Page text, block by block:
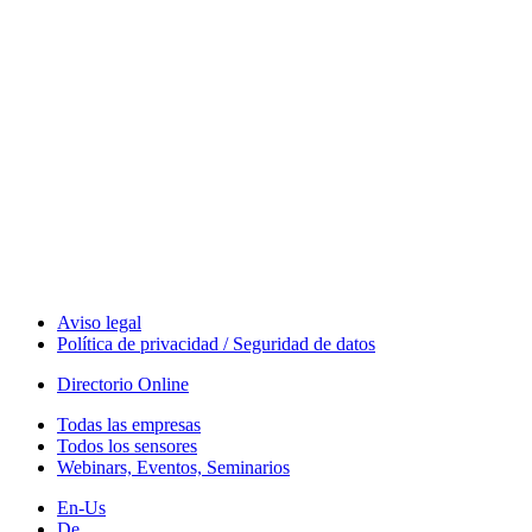
Aviso legal
Política de privacidad / Seguridad de datos
Directorio Online
Todas las empresas
Todos los sensores
Webinars, Eventos, Seminarios
En-Us